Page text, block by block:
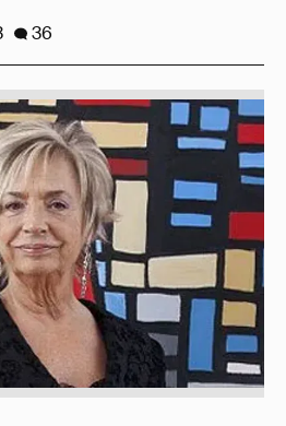
36